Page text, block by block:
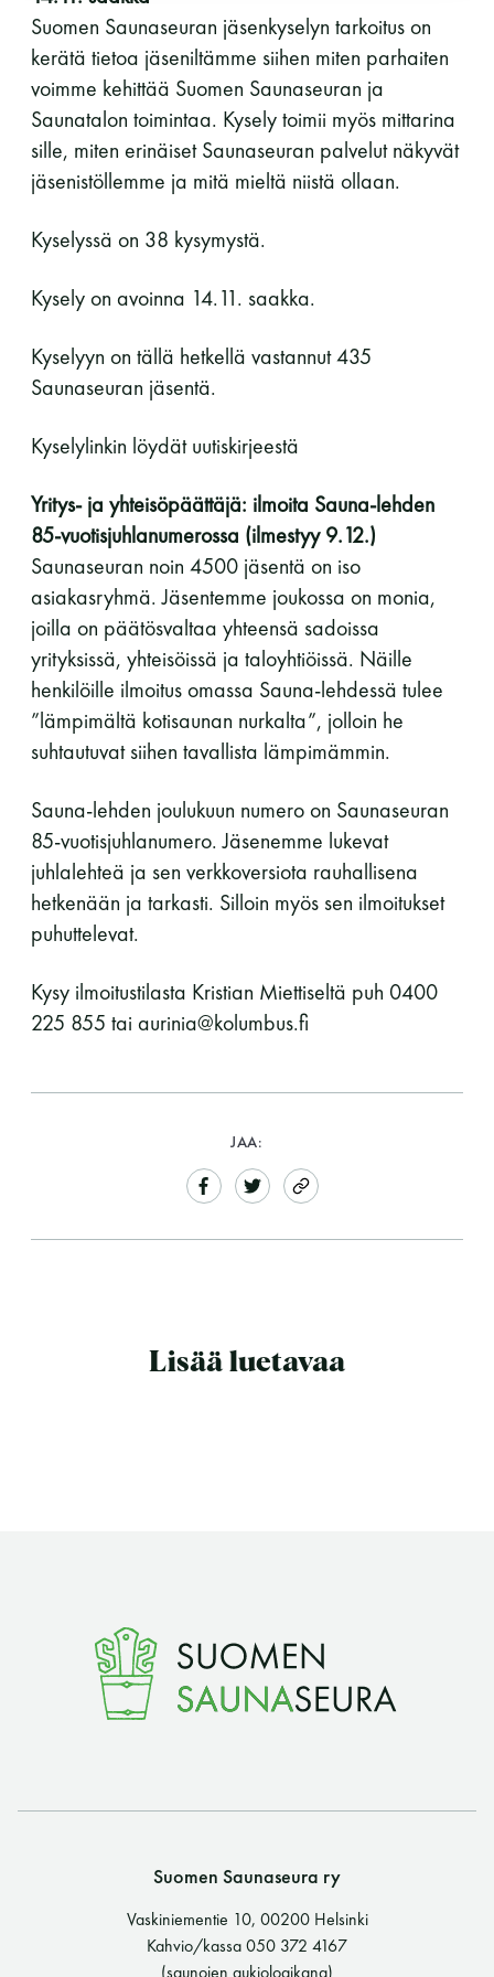
Suomen Saunaseuran jäsenkyselyn tarkoitus on
kerätä tietoa jäseniltämme siihen miten parhaiten
voimme kehittää Suomen Saunaseuran ja
Saunatalon toimintaa. Kysely toimii myös mittarina
sille, miten erinäiset Saunaseuran palvelut näkyvät
jäsenistöllemme ja mitä mieltä niistä ollaan.
Kyselyssä on 38 kysymystä.
Kysely on avoinna 14.11. saakka.
Kyselyyn on tällä hetkellä vastannut 435
Saunaseuran jäsentä.
Kyselylinkin löydät uutiskirjeestä
Yritys- ja yhteisöpäättäjä: ilmoita Sauna-lehden
85-vuotisjuhlanumerossa (ilmestyy 9.12.)
Saunaseuran noin 4500 jäsentä on iso
asiakasryhmä. Jäsentemme joukossa on monia,
joilla on päätösvaltaa yhteensä sadoissa
yrityksissä, yhteisöissä ja taloyhtiöissä. Näille
henkilöille ilmoitus omassa Sauna-lehdessä tulee
”lämpimältä kotisaunan nurkalta”, jolloin he
suhtautuvat siihen tavallista lämpimämmin.
Sauna-lehden joulukuun numero on Saunaseuran
85-vuotisjuhlanumero. Jäsenemme lukevat
juhlalehteä ja sen verkkoversiota rauhallisena
hetkenään ja tarkasti. Silloin myös sen ilmoitukset
puhuttelevat.
Kysy ilmoitustilasta Kristian Miettiseltä puh 0400
225 855 tai aurinia@kolumbus.fi
JAA:
Lisää luetavaa
Suomen Saunaseura ry
Vaskiniementie 10, 00200 Helsinki
Kahvio/kassa 050 372 4167
(saunojen aukioloaikana)